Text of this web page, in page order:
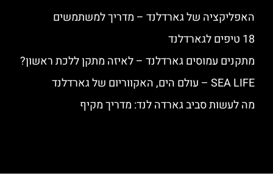
האפליקציה של גארדלנד – מדריך למשתמשים
18 טיפים לגארדלנד
מתקנים עמוסים גארדלנד – לאיזה מתקן ללכת ראשון?
SEA LIFE – עולם הים, האקווריום של גארדלנד
מה לעשות סביב גארדה לנד: מדריך מקיף